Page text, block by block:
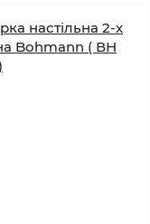
настільна 2-х
Bohmann ( ВН